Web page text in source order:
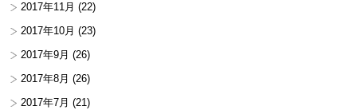
2017年11月 (22)
2017年10月 (23)
2017年9月 (26)
2017年8月 (26)
2017年7月 (21)